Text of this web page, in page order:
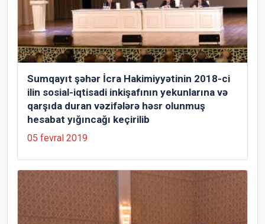
Sumqayıt şəhər İcra Hakimiyyətinin 2018-ci
ilin sosial-iqtisadi inkişafının yekunlarına və
qarşıda duran vəzifələrə həsr olunmuş
hesabat yığıncağı keçirilib
05 fevral 2019